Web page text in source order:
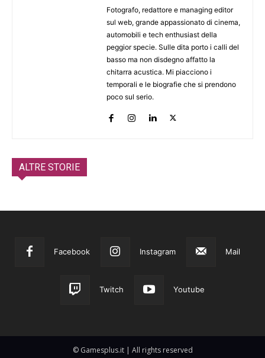
Fotografo, redattore e managing editor
sul web, grande appassionato di cinema,
automobili e tech enthusiast della
peggior specie. Sulle dita porto i calli del
basso ma non disdegno affatto la
chitarra acustica. Mi piacciono i
temporali e le biografie che si prendono
poco sul serio.
ALTRE STORIE
Facebook Instagram Mail
Twitch Youtube
© Gamesplus.it | All rights reserved